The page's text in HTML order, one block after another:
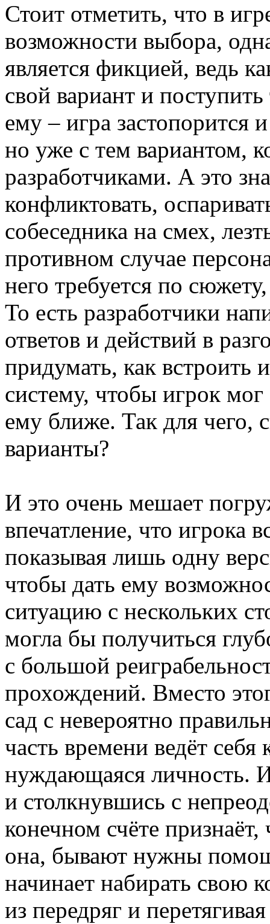
Стоит отметить, что в
возможности выбора,
является фикцией, ведь
свой вариант и
ему – игра застопорится
но уже с тем вариантом,
разработчиками. А это
конфликтовать,
собеседника на смех,
противном случае
него требуется по
То есть разработчики
ответов и действий в
придумать, как
систему, чтобы игрок
ему ближе. Так для чего,
варианты?
И это очень мешает
впечатление, что игрока
показывая лишь одну
чтобы дать ему
ситуацию с нескольких
могла бы получиться
с большой
прохождений. Вместо
сад с невероятно
часть времени ведёт
нуждающаяся личность.
и столкнувшись с
конечном счёте
она, бывают нужны
начинает набирать свою
из передряг и